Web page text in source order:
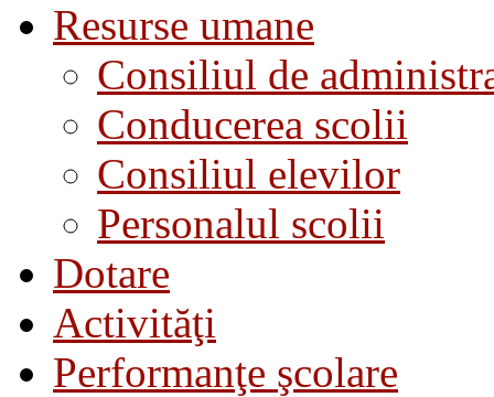
Resurse umane
Consiliul de
Conducerea scolii
Consiliul elevilor
Personalul scolii
Dotare
Activităţi
Performanţe şcolare